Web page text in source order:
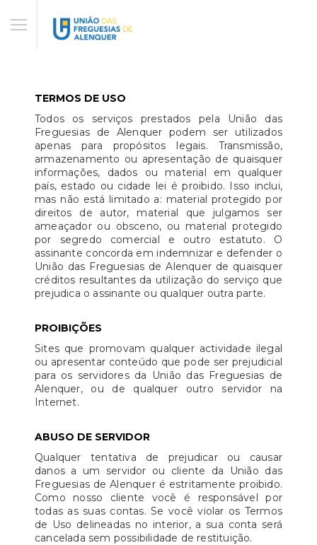
TERMOS DE USO
Todos os serviços prestados pela União das
Freguesias de Alenquer podem ser utilizados
apenas para propósitos legais. Transmissão,
armazenamento ou apresentação de quaisquer
informações, dados ou material em qualquer
país, estado ou cidade lei é proibido. Isso inclui,
mas não está limitado a: material protegido por
direitos de autor, material que julgamos ser
ameaçador ou obsceno, ou material protegido
por segredo comercial e outro estatuto. O
assinante concorda em indemnizar e defender o
União das Freguesias de Alenquer de quaisquer
créditos resultantes da utilização do serviço que
prejudica o assinante ou qualquer outra parte.
PROIBIÇÕES
Sites que promovam qualquer actividade ilegal
ou apresentar conteúdo que pode ser prejudicial
para os servidores da União das Freguesias de
Alenquer, ou de qualquer outro servidor na
Internet.
ABUSO DE SERVIDOR
Qualquer tentativa de prejudicar ou causar
danos a um servidor ou cliente da União das
Freguesias de Alenquer é estritamente proibido.
Como nosso cliente você é responsável por
todas as suas contas. Se você violar os Termos
de Uso delineadas no interior, a sua conta será
cancelada sem possibilidade de restituição.